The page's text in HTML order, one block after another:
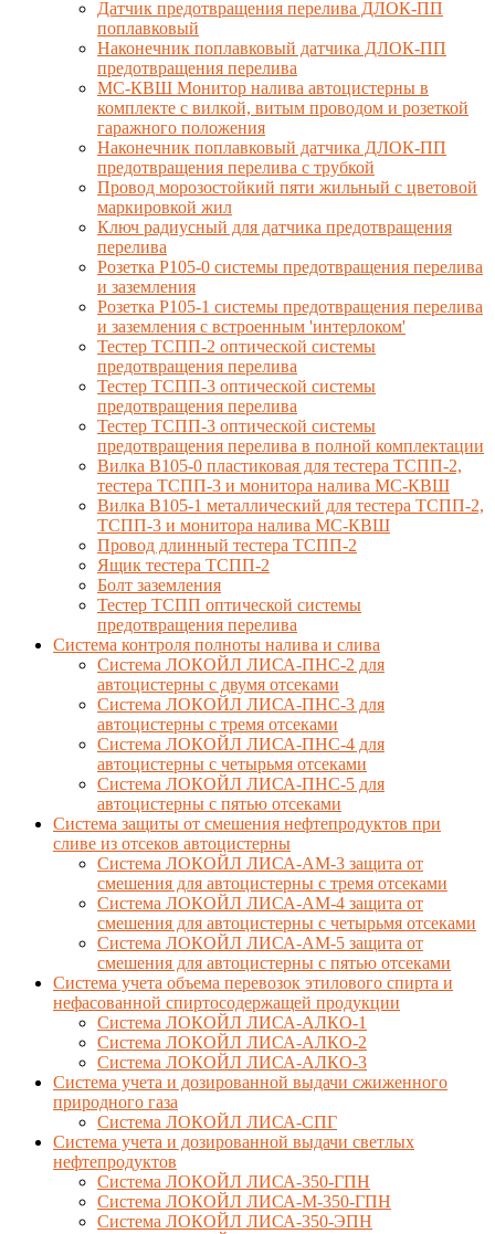
Датчик предотвращения перелива ДЛОК-ПП
поплавковый
Наконечник поплавковый датчика ДЛОК-ПП
предотвращения перелива
МС-КВШ Монитор налива автоцистерны в
комплекте с вилкой, витым проводом и розеткой
гаражного положения
Наконечник поплавковый датчика ДЛОК-ПП
предотвращения перелива с трубкой
Провод морозостойкий пяти жильный с цветовой
маркировкой жил
Ключ радиусный для датчика предотвращения
перелива
Розетка Р105-0 системы предотвращения перелива
и заземления
Розетка Р105-1 системы предотвращения перелива
и заземления с встроенным 'интерлоком'
Тестер ТСПП-2 оптической системы
предотвращения перелива
Тестер ТСПП-3 оптической системы
предотвращения перелива
Тестер ТСПП-3 оптической системы
предотвращения перелива в полной комплектации
Вилка В105-0 пластиковая для тестера ТСПП-2,
тестера ТСПП-3 и монитора налива МС-КВШ
Вилка В105-1 металлический для тестера ТСПП-2,
ТСПП-3 и монитора налива МС-КВШ
Провод длинный тестера ТСПП-2
Ящик тестера ТСПП-2
Болт заземления
Тестер ТСПП оптической системы
предотвращения перелива
Cистема контроля полноты налива и слива
Система ЛОКОЙЛ ЛИСА-ПНС-2 для
автоцистерны с двумя отсеками
Система ЛОКОЙЛ ЛИСА-ПНС-3 для
автоцистерны с тремя отсеками
Система ЛОКОЙЛ ЛИСА-ПНС-4 для
автоцистерны с четырьмя отсеками
Система ЛОКОЙЛ ЛИСА-ПНС-5 для
автоцистерны с пятью отсеками
Система защиты от смешения нефтепродуктов при
сливе из отсеков автоцистерны
Система ЛОКОЙЛ ЛИСА-AM-3 защита от
смешения для автоцистерны с тремя отсеками
Система ЛОКОЙЛ ЛИСА-AM-4 защита от
смешения для автоцистерны с четырьмя отсеками
Система ЛОКОЙЛ ЛИСА-AM-5 защита от
смешения для автоцистерны с пятью отсеками
Система учета объема перевозок этилового спирта и
нефасованной спиртосодержащей продукции
Система ЛОКОЙЛ ЛИСА-AЛКО-1
Система ЛОКОЙЛ ЛИСА-АЛКО-2
Система ЛОКОЙЛ ЛИСА-АЛКО-3
Система учета и дозированной выдачи сжиженного
природного газа
Система ЛОКОЙЛ ЛИСА-СПГ
Система учета и дозированной выдачи светлых
нефтепродуктов
Система ЛОКОЙЛ ЛИСА-350-ГПН
Система ЛОКОЙЛ ЛИСА-М-350-ГПН
Система ЛОКОЙЛ ЛИСА-350-ЭПН